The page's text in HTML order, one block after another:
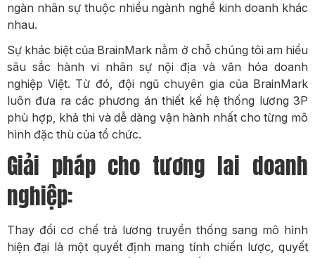
ngàn nhân sự thuộc nhiều ngành nghề kinh doanh khác
nhau.
Sự khác biệt của BrainMark nằm ở chỗ chúng tôi am hiểu
sâu sắc hành vi nhân sự nội địa và văn hóa doanh
nghiệp Việt. Từ đó, đội ngũ chuyên gia của BrainMark
luôn đưa ra các phương án thiết kế hệ thống lương 3P
phù hợp, khả thi và dễ dàng vận hành nhất cho từng mô
hình đặc thù của tổ chức.
Giải pháp cho tương lai doanh
nghiệp:
Thay đổi cơ chế trả lương truyền thống sang mô hình
hiện đại là một quyết định mang tính chiến lược, quyết